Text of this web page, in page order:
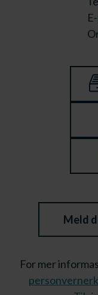
Meld
For mer